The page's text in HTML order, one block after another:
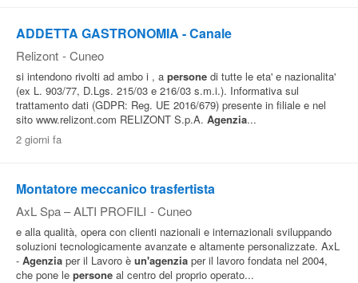
ADDETTA GASTRONOMIA - Canale
Relizont - Cuneo
si intendono rivolti ad ambo i , a persone di tutte le eta' e nazionalita'
(ex L. 903/77, D.Lgs. 215/03 e 216/03 s.m.i.). Informativa sul
trattamento dati (GDPR: Reg. UE 2016/679) presente in filiale e nel
sito www.relizont.com RELIZONT S.p.A. Agenzia...
2 giorni fa
Montatore meccanico trasfertista
AxL Spa – ALTI PROFILI - Cuneo
e alla qualità, opera con clienti nazionali e internazionali sviluppando
soluzioni tecnologicamente avanzate e altamente personalizzate. AxL
- Agenzia per il Lavoro è un'agenzia per il lavoro fondata nel 2004,
che pone le persone al centro del proprio operato...